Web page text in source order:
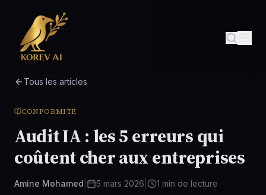
Tous les articles
CONFORMITÉ
Audit IA : les 5 erreurs qui
coûtent cher aux entreprises
Amine Mohamed 5 mars 2026 1 min de lecture